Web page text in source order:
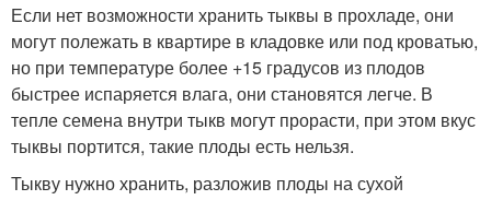
Если нет возможности хранить тыквы в прохладе, они
могут полежать в квартире в кладовке или под кроватью,
но при температуре более +15 градусов из плодов
быстрее испаряется влага, они становятся легче. В
тепле семена внутри тыкв могут прорасти, при этом вкус
тыквы портится, такие плоды есть нельзя.
Тыкву нужно хранить, разложив плоды на сухой